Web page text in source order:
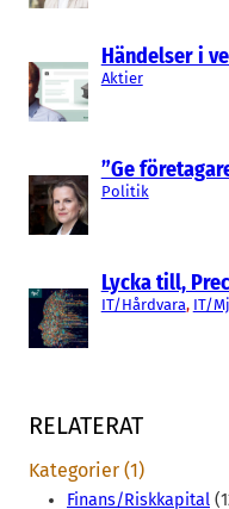
Händelser i
Aktier
”Ge
Politik
Lycka till,
IT/Hårdvara, IT/
RELATERAT
Kategorier (1)
Finans/Riskkapital